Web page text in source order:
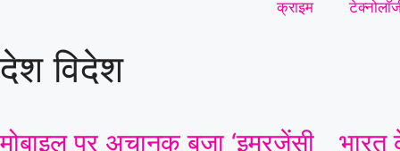
क्राइम
देश विदेश
मोबाइल पर अचानक बजा ‘इमरजेंसी
भारत